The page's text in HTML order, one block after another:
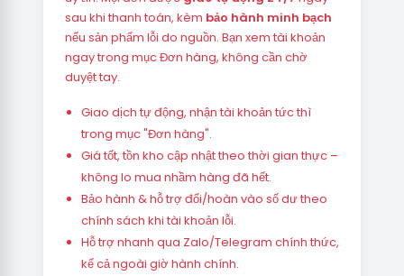
sau khi thanh toán, kèm bảo hành minh bạch
nếu sản phẩm lỗi do nguồn. Bạn xem tài khoản
ngay trong mục Đơn hàng, không cần chờ
duyệt tay.
Giao dịch tự động, nhận tài khoản tức thì
trong mục "Đơn hàng".
Giá tốt, tồn kho cập nhật theo thời gian thực –
không lo mua nhầm hàng đã hết.
Bảo hành & hỗ trợ đổi/hoàn vào số dư theo
chính sách khi tài khoản lỗi.
Hỗ trợ nhanh qua Zalo/Telegram chính thức,
kể cả ngoài giờ hành chính.